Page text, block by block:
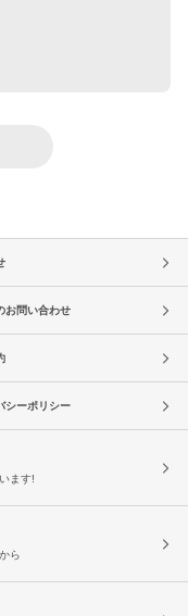
お問い合わせ
シーポリシー
ます!
ら